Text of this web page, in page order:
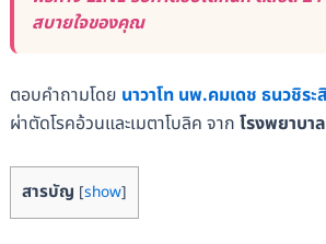
สบายใจของคุณ
ตอบคำถามโดย นาวาโท นพ.คมเดช ธนวชิระ
ผ่าตัดโรคอ้วนและเมตาโบลิค จาก โรงพยาบา
สารบัญ [show]